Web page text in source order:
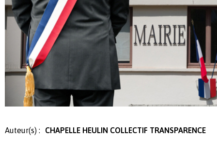
Auteur(s) : CHAPELLE HEULIN COLLECTIF TRANSPARENCE